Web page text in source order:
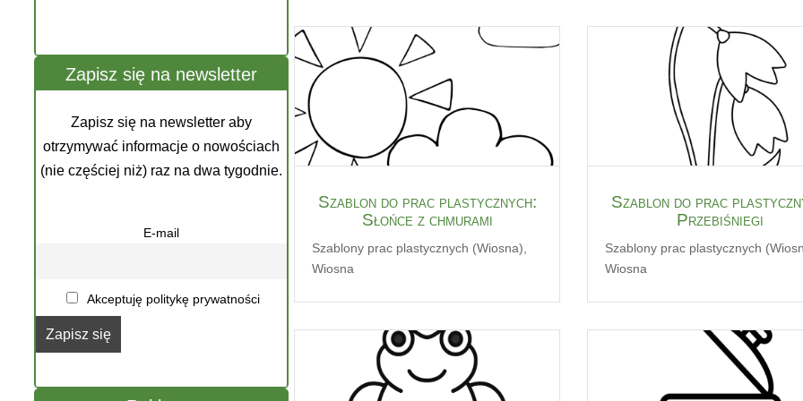
Zapisz się na newsletter
Zapisz się na newsletter aby
otrzymywać informacje o nowościach
(nie częściej niż) raz na dwa tygodnie.
E-mail
Akceptuję politykę prywatności
Szablon do prac plastycznych:
Słońce z chmurami
Szablony prac plastycznych (Wiosna)
Wiosna
Szablon do prac
Przebiśniegi
Szablony prac plastycznych
Wiosna